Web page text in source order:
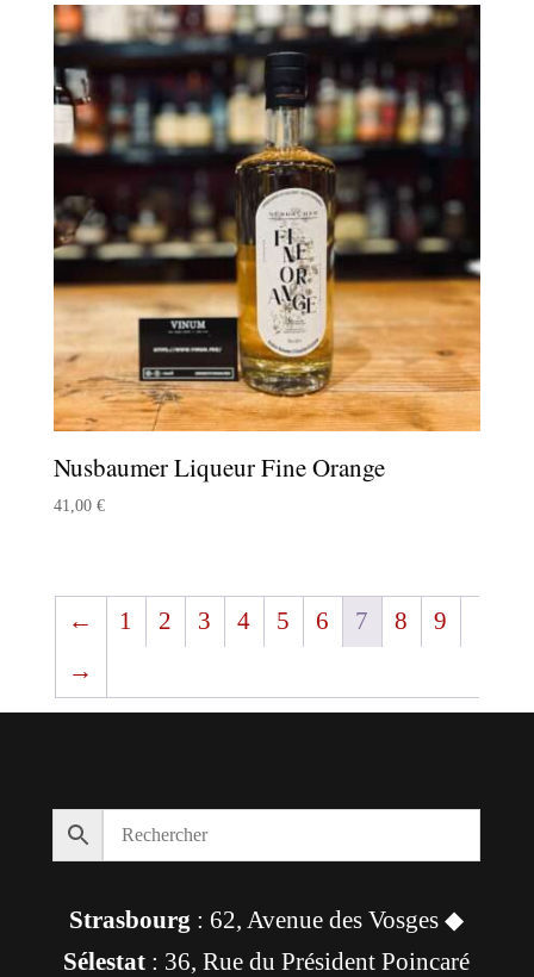
18,00 €
à
31,00 €
Nusbaumer Liqueur Fine Orange
41,00 €
← 1 2 3 4 5 6 7 8
9
→
Strasbourg : 62, Avenue des Vosges ◆
Sélestat : 36, Rue du Président Poincaré